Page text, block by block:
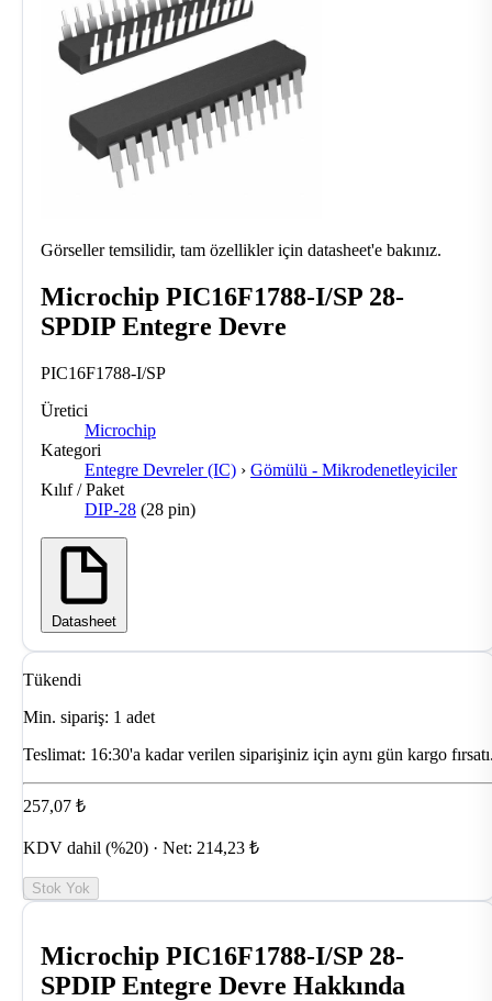
Görseller temsilidir, tam özellikler için datasheet'e bakınız.
Microchip PIC16F1788-I/SP 28-
SPDIP Entegre Devre
PIC16F1788-I/SP
Üretici
Microchip
Kategori
Entegre Devreler (IC) › Gömülü - Mikrodenetleyiciler
Kılıf / Paket
DIP-28 (28 pin)
Datasheet
Tükendi
Min. sipariş: 1 adet
Teslimat: 16:30'a kadar verilen siparişiniz için aynı gün kargo
257,07 ₺
KDV dahil (%20) · Net: 214,23 ₺
Stok Yok
Microchip PIC16F1788-I/SP 28-
SPDIP Entegre Devre Hakkında